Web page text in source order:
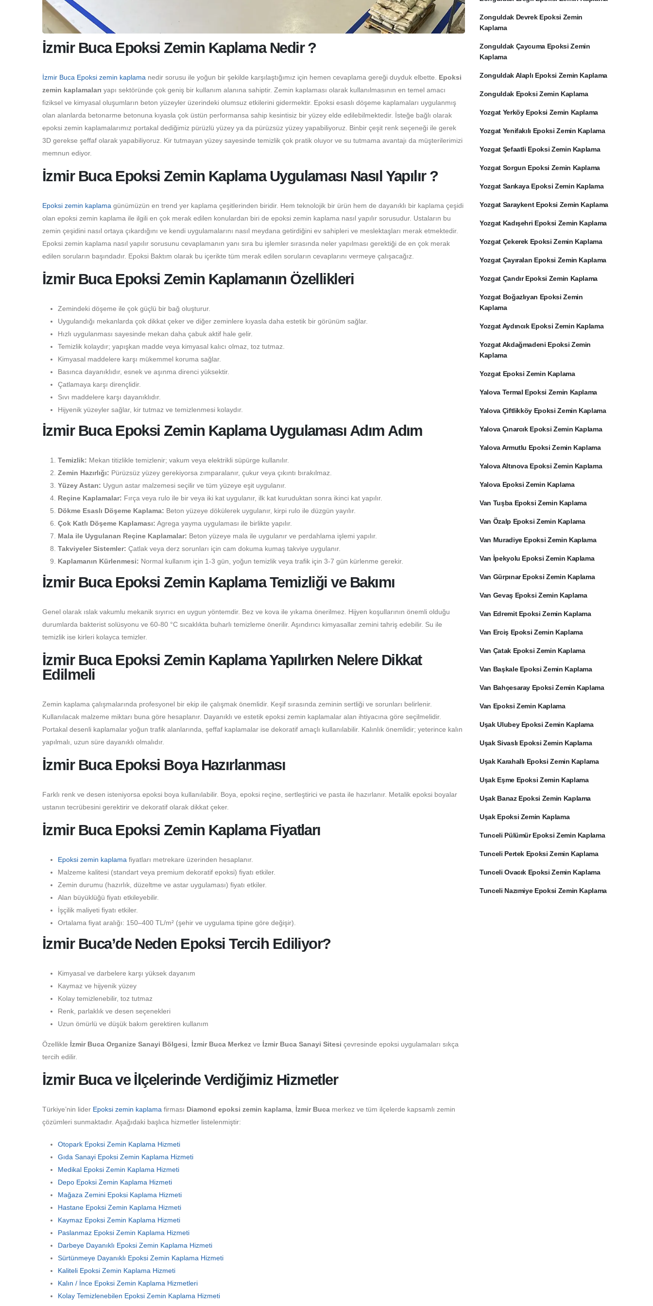
İzmir Buca Epoksi Zemin Kaplama Nedir ?
İzmir Buca Epoksi zemin kaplama nedir sorusu ile yoğun bir şekilde karşılaştığımız için hemen cevaplama gereği duyduk elbette. Epoksi
zemin kaplamaları yapı sektöründe çok geniş bir kullanım alanına sahiptir. Zemin kaplaması olarak kullanılmasının en temel amacı
fiziksel ve kimyasal oluşumların beton yüzeyler üzerindeki olumsuz etkilerini gidermektir. Epoksi esaslı döşeme kaplamaları uygulanmış
olan alanlarda betonarme betonuna kıyasla çok üstün performansa sahip kesintisiz bir yüzey elde edilebilmektedir. İsteğe bağlı olarak
epoksi zemin kaplamalarımız portakal dediğimiz pürüzlü yüzey ya da pürüzsüz yüzey yapabiliyoruz. Binbir çeşit renk seçeneği ile gerek
3D gerekse şeffaf olarak yapabiliyoruz. Kir tutmayan yüzey sayesinde temizlik çok pratik oluyor ve su tutmama avantajı da müşterilerimizi
memnun ediyor.
İzmir Buca Epoksi Zemin Kaplama Uygulaması Nasıl Yapılır ?
Epoksi zemin kaplama günümüzün en trend yer kaplama çeşitlerinden biridir. Hem teknolojik bir ürün hem de dayanıklı bir kaplama çeşidi
olan epoksi zemin kaplama ile ilgili en çok merak edilen konulardan biri de epoksi zemin kaplama nasıl yapılır sorusudur. Ustaların bu
zemin çeşidini nasıl ortaya çıkardığını ve kendi uygulamalarını nasıl meydana getirdiğini ev sahipleri ve meslektaşları merak etmektedir.
Epoksi zemin kaplama nasıl yapılır sorusunu cevaplamanın yanı sıra bu işlemler sırasında neler yapılması gerektiği de en çok merak
edilen soruların başındadır. Epoksi Baktım olarak bu içerikte tüm merak edilen soruların cevaplarını vermeye çalışacağız.
İzmir Buca Epoksi Zemin Kaplamanın Özellikleri
Zemindeki döşeme ile çok güçlü bir bağ oluşturur.
Uygulandığı mekanlarda çok dikkat çeker ve diğer zeminlere kıyasla daha estetik bir görünüm sağlar.
Hızlı uygulanması sayesinde mekan daha çabuk aktif hale gelir.
Temizlik kolaydır; yapışkan madde veya kimyasal kalıcı olmaz, toz tutmaz.
Kimyasal maddelere karşı mükemmel koruma sağlar.
Basınca dayanıklıdır, esnek ve aşınma direnci yüksektir.
Çatlamaya karşı dirençlidir.
Sıvı maddelere karşı dayanıklıdır.
Hijyenik yüzeyler sağlar, kir tutmaz ve temizlenmesi kolaydır.
İzmir Buca Epoksi Zemin Kaplama Uygulaması Adım Adım
Temizlik: Mekan titizlikle temizlenir; vakum veya elektrikli süpürge kullanılır.
Zemin Hazırlığı: Pürüzsüz yüzey gerekiyorsa zımparalanır, çukur veya çıkıntı bırakılmaz.
Yüzey Astarı: Uygun astar malzemesi seçilir ve tüm yüzeye eşit uygulanır.
Reçine Kaplamalar: Fırça veya rulo ile bir veya iki kat uygulanır, ilk kat kuruduktan sonra ikinci kat yapılır.
Dökme Esaslı Döşeme Kaplama: Beton yüzeye dökülerek uygulanır, kirpi rulo ile düzgün yayılır.
Çok Katlı Döşeme Kaplaması: Agrega yayma uygulaması ile birlikte yapılır.
Mala ile Uygulanan Reçine Kaplamalar: Beton yüzeye mala ile uygulanır ve perdahlama işlemi yapılır.
Takviyeler Sistemler: Çatlak veya derz sorunları için cam dokuma kumaş takviye uygulanır.
Kaplamanın Kürlenmesi: Normal kullanım için 1-3 gün, yoğun temizlik veya trafik için 3-7 gün kürlenme gerekir.
İzmir Buca Epoksi Zemin Kaplama Temizliği ve Bakımı
Genel olarak ıslak vakumlu mekanik sıyırıcı en uygun yöntemdir. Bez ve kova ile yıkama önerilmez. Hijyen koşullarının önemli olduğu
durumlarda bakterist solüsyonu ve 60-80 °C sıcaklıkta buharlı temizleme önerilir. Aşındırıcı kimyasallar zemini tahriş edebilir. Su ile
temizlik ise kirleri kolayca temizler.
İzmir Buca Epoksi Zemin Kaplama Yapılırken Nelere Dikkat
Edilmeli
Zemin kaplama çalışmalarında profesyonel bir ekip ile çalışmak önemlidir. Keşif sırasında zeminin sertliği ve sorunları belirlenir.
Kullanılacak malzeme miktarı buna göre hesaplanır. Dayanıklı ve estetik epoksi zemin kaplamalar alan ihtiyacına göre seçilmelidir.
Portakal desenli kaplamalar yoğun trafik alanlarında, şeffaf kaplamalar ise dekoratif amaçlı kullanılabilir. Kalınlık önemlidir; yeterince kalın
yapılmalı, uzun süre dayanıklı olmalıdır.
İzmir Buca Epoksi Boya Hazırlanması
Farklı renk ve desen isteniyorsa epoksi boya kullanılabilir. Boya, epoksi reçine, sertleştirici ve pasta ile hazırlanır. Metalik epoksi boyalar
ustanın tecrübesini gerektirir ve dekoratif olarak dikkat çeker.
İzmir Buca Epoksi Zemin Kaplama Fiyatları
Epoksi zemin kaplama fiyatları metrekare üzerinden hesaplanır.
Malzeme kalitesi (standart veya premium dekoratif epoksi) fiyatı etkiler.
Zemin durumu (hazırlık, düzeltme ve astar uygulaması) fiyatı etkiler.
Alan büyüklüğü fiyatı etkileyebilir.
İşçilik maliyeti fiyatı etkiler.
Ortalama fiyat aralığı: 150–400 TL/m² (şehir ve uygulama tipine göre değişir).
İzmir Buca’de Neden Epoksi Tercih Ediliyor?
Kimyasal ve darbelere karşı yüksek dayanım
Kaymaz ve hijyenik yüzey
Kolay temizlenebilir, toz tutmaz
Renk, parlaklık ve desen seçenekleri
Uzun ömürlü ve düşük bakım gerektiren kullanım
Özellikle İzmir Buca Organize Sanayi Bölgesi İzmir Buca Merkez ve İzmir Buca Sanayi Sitesi çevresinde epoksi uygulamaları sıkça
tercih edilir.
İzmir Buca ve İlçelerinde Verdiğimiz Hizmetler
Türkiye’nin lider Epoksi zemin kaplama firması Diamond epoksi zemin kaplama İzmir Buca merkez ve tüm ilçelerde kapsamlı zemin
çözümleri sunmaktadır. Aşağıdaki başlıca hizmetler listelenmiştir:
Otopark Epoksi Zemin Kaplama Hizmeti
Gıda Sanayi Epoksi Zemin Kaplama Hizmeti
Medikal Epoksi Zemin Kaplama Hizmeti
Depo Epoksi Zemin Kaplama Hizmeti
Mağaza Zemini Epoksi Kaplama Hizmeti
Hastane Epoksi Zemin Kaplama Hizmeti
Kaymaz Epoksi Zemin Kaplama Hizmeti
Paslanmaz Epoksi Zemin Kaplama Hizmeti
Darbeye Dayanıklı Epoksi Zemin Kaplama Hizmeti
Sürtünmeye Dayanıklı Epoksi Zemin Kaplama Hizmeti
Kaliteli Epoksi Zemin Kaplama Hizmeti
Kalın / İnce Epoksi Zemin Kaplama Hizmetleri
Kolay Temizlenebilen Epoksi Zemin Kaplama Hizmeti
Zonguldak Devrek Epoksi Zemin
Kaplama
Zonguldak Çaycuma Epoksi Zemin
Kaplama
Zonguldak Alaplı Epoksi Zemin Kaplama
Zonguldak Epoksi Zemin Kaplama
Yozgat Yerköy Epoksi Zemin Kaplama
Yozgat Yenifakılı Epoksi Zemin Kaplama
Yozgat Şefaatli Epoksi Zemin Kaplama
Yozgat Sorgun Epoksi Zemin Kaplama
Yozgat Sarıkaya Epoksi Zemin Kaplama
Yozgat Saraykent Epoksi Zemin Kaplama
Yozgat Kadışehri Epoksi Zemin Kaplama
Yozgat Çekerek Epoksi Zemin Kaplama
Yozgat Çayıralan Epoksi Zemin Kaplama
Yozgat Çandır Epoksi Zemin Kaplama
Yozgat Boğazlıyan Epoksi Zemin
Kaplama
Yozgat Aydıncık Epoksi Zemin Kaplama
Yozgat Akdağmadeni Epoksi Zemin
Kaplama
Yozgat Epoksi Zemin Kaplama
Yalova Termal Epoksi Zemin Kaplama
Yalova Çiftlikköy Epoksi Zemin Kaplama
Yalova Çınarcık Epoksi Zemin Kaplama
Yalova Armutlu Epoksi Zemin Kaplama
Yalova Altınova Epoksi Zemin Kaplama
Yalova Epoksi Zemin Kaplama
Van Tuşba Epoksi Zemin Kaplama
Van Özalp Epoksi Zemin Kaplama
Van Muradiye Epoksi Zemin Kaplama
Van İpekyolu Epoksi Zemin Kaplama
Van Gürpınar Epoksi Zemin Kaplama
Van Gevaş Epoksi Zemin Kaplama
Van Edremit Epoksi Zemin Kaplama
Van Erciş Epoksi Zemin Kaplama
Van Çatak Epoksi Zemin Kaplama
Van Başkale Epoksi Zemin Kaplama
Van Bahçesaray Epoksi Zemin Kaplama
Van Epoksi Zemin Kaplama
Uşak Ulubey Epoksi Zemin Kaplama
Uşak Sivaslı Epoksi Zemin Kaplama
Uşak Karahallı Epoksi Zemin Kaplama
Uşak Eşme Epoksi Zemin Kaplama
Uşak Banaz Epoksi Zemin Kaplama
Uşak Epoksi Zemin Kaplama
Tunceli Pülümür Epoksi Zemin Kaplama
Tunceli Pertek Epoksi Zemin Kaplama
Tunceli Ovacık Epoksi Zemin Kaplama
Tunceli Nazımiye Epoksi Zemin Kaplama